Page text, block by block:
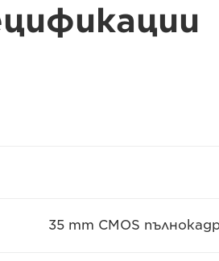
35 mm CMOS